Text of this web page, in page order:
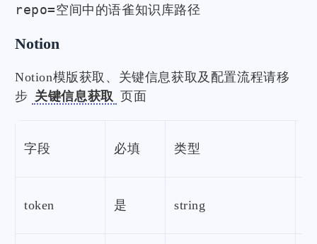
repo=空间中的语雀知识库路径
Notion
Notion模版获取、关键信息获取及配置流程请移
步 关键信息获取 页面
字段 必填 类型
token 是 string